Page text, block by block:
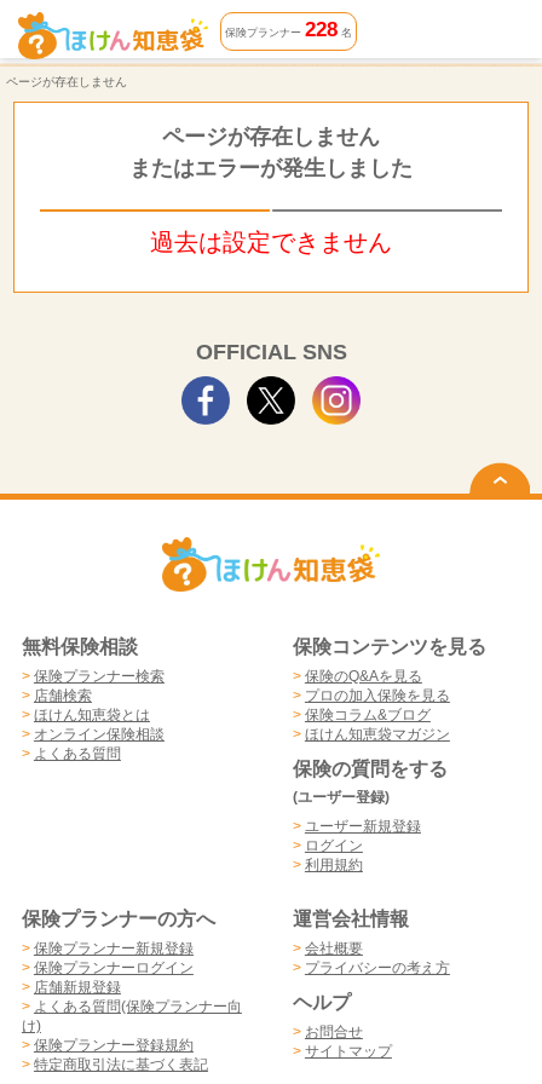
ページが存在しません | ほけん知恵袋
保険プランナー 228名
ページが存在しません
ページが存在しません
またはエラーが発生しました
過去は設定できません
OFFICIAL SNS
無料保険相談
> 保険プランナー検索
> 店舗検索
> ほけん知恵袋とは
> オンライン保険相談
> よくある質問
保険コンテンツを見る
> 保険のQ&Aを見る
> プロの加入保険を見る
> 保険コラム&ブログ
> ほけん知恵袋マガジン
保険の質問をする
(ユーザー登録)
> ユーザー新規登録
> ログイン
> 利用規約
保険プランナーの方へ
> 保険プランナー新規登録
> 保険プランナーログイン
> 店舗新規登録
> よくある質問(保険プランナー向
け)
> 保険プランナー登録規約
> 特定商取引法に基づく表記
運営会社情報
> 会社概要
> プライバシーの考え方
ヘルプ
> お問合せ
> サイトマップ